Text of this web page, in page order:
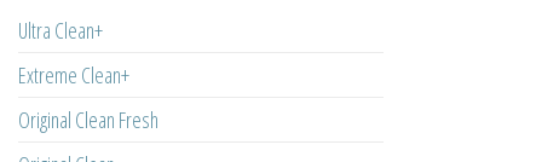
Ultra Clean+
Extreme Clean+
Original Clean Fresh